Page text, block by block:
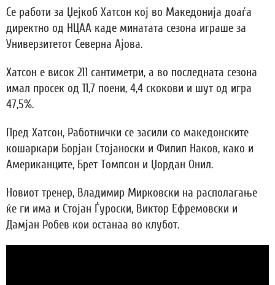
Се работи за Џејкоб Хатсон кој во Македонија доаѓа
директно од НЦАА каде минатата сезона играше за
Универзитетот Северна Ајова.
Хатсон е висок 211 сантиметри, а во последната сезона
имал просек од 11,7 поени, 4,4 скокови и шут од игра
47,5%.
Пред Хатсон, Работнички се засили со македонските
кошаркари Борјан Стојаноски и Филип Наков, како и
Американците, Брет Томпсон и Џордан Онил.
Новиот тренер, Владимир Мирковски на располагање
ќе ги има и Стојан Ѓуроски, Виктор Ефремовски и
Дамјан Робев кои останаа во клубот.